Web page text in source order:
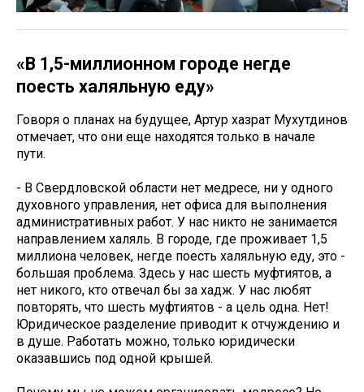
«В 1,5-миллионном городе негде
поесть халяльную еду»
Говоря о планах на будущее, Артур хазрат Мухутдинов
отмечает, что они еще находятся только в начале
пути.
- В Свердловской области нет медресе, ни у одного
духовного управления, нет офиса для выполнения
административных работ. У нас никто не занимается
направлением халяль. В городе, где проживает 1,5
миллиона человек, негде поесть халяльную еду, это -
большая проблема. Здесь у нас шесть муфтиятов, а
нет никого, кто отвечал бы за хадж. У нас любят
повторять, что шесть муфтиятов - а цель одна. Нет!
Юридическое разделение приводит к отчуждению и
в душе. Работать можно, только юридически
оказавшись под одной крышей.